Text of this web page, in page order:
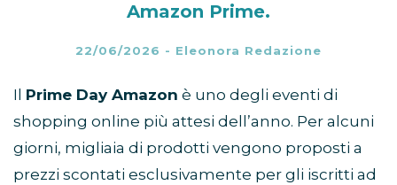
Amazon Prime.
22/06/2026 - Eleonora Redazione
Il Prime Day Amazon è uno degli eventi di
shopping online più attesi dell’anno. Per alcuni
giorni, migliaia di prodotti vengono proposti a
prezzi scontati esclusivamente per gli iscritti ad